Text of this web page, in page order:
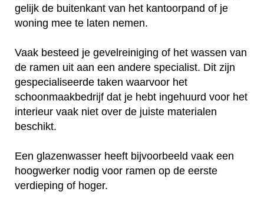
gelijk de buitenkant van het kantoorpand of je
woning mee te laten nemen.
Vaak besteed je gevelreiniging of het wassen van
de ramen uit aan een andere specialist. Dit zijn
gespecialiseerde taken waarvoor het
schoonmaakbedrijf dat je hebt ingehuurd voor het
interieur vaak niet over de juiste materialen
beschikt.
Een glazenwasser heeft bijvoorbeeld vaak een
hoogwerker nodig voor ramen op de eerste
verdieping of hoger.